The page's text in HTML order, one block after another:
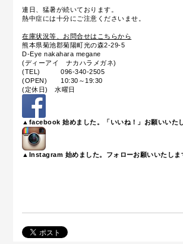
連日、猛暑が続いております。
熱中症には十分にご注意くださいませ。
在庫状況等、お問合せはこちらから
熊本県菊池郡菊陽町光の森2-29-5
D-Eye nakahara megane
(ディーアイ ナカハラメガネ)
(TEL) 096-340-2505
(OPEN) 10:30～19:30
(定休日) 水曜日
▲facebook 始めました。「いいね！」お願いいた
▲Instagram 始めました。フォローお願いいたしま